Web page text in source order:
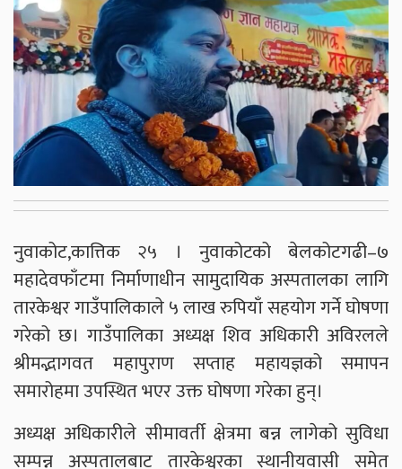
नुवाकोट,कात्तिक २५ । नुवाकोटको बेलकोटगढी–७
महादेवफाँटमा निर्माणाधीन सामुदायिक अस्पतालका लागि
तारकेश्वर गाउँपालिकाले ५ लाख रुपियाँ सहयोग गर्ने घोषणा
गरेको छ। गाउँपालिका अध्यक्ष शिव अधिकारी अविरलले
श्रीमद्भागवत महापुराण सप्ताह महायज्ञको समापन
समारोहमा उपस्थित भएर उक्त घोषणा गरेका हुन्।
अध्यक्ष अधिकारीले सीमावर्ती क्षेत्रमा बन्न लागेको सुविधा
सम्पन्न अस्पतालबाट तारकेश्वरका स्थानीयवासी समेत